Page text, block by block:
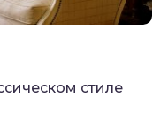
стиле